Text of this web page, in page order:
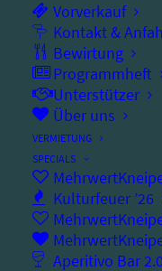
Vorverkauf
Kontakt &
Bewirtung
Programmheft
Unterstützer
Über uns
VERMIETUNG
SPECIALS
Kulturfeuer ’26
Aperitivo Bar 2.0
Kino
1945
KINO
Dokumentarfilm
an die
und